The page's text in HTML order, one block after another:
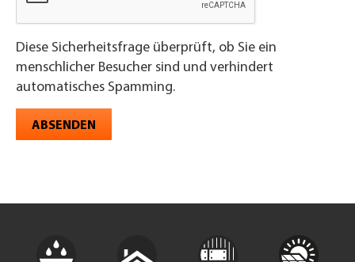
Diese Sicherheitsfrage überprüft, ob Sie ein
menschlicher Besucher sind und verhindert
automatisches Spamming.
ABSENDEN